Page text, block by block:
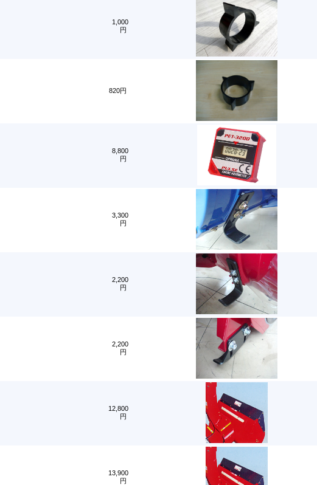
1,000
円
820円
8,800
円
3,300
円
2,200
円
2,200
円
12,800
円
13,900
円